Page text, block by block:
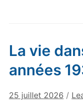
La vie
années
25 juillet 2026 /